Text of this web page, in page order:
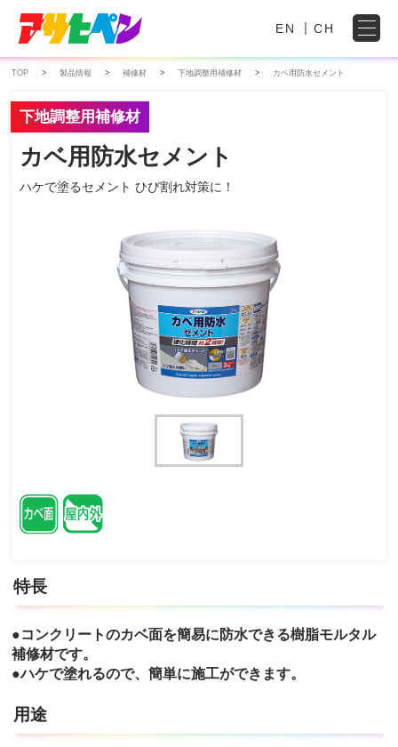
EN CH
TOP 製品情報 補修材 下地調整用補修材 カベ用防水セメント
下地調整用補修材
カベ用防水セメント
ハケで塗るセメント ひび割れ対策に！
特長
●コンクリートのカベ面を簡易に防水できる樹脂モルタル
補修材です。
●ハケで塗れるので、簡単に施工ができます。
用途